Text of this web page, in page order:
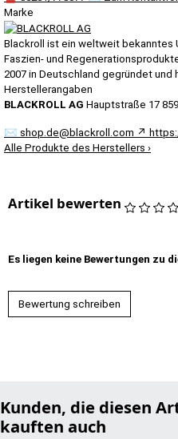
Marke
Blackroll ist ein weltweit bekanntes
Faszien- und
2007 in Deutschland gegründet und
Herstellerangaben
BLACKROLL AG Hauptstraße 17
✉ shop.de@blackroll.com ↗
Alle Produkte des Herstellers ›
Artikel bewerten
Es liegen keine Bewertungen zu
Bewertung schreiben
Kunden, die diesen
kauften auch